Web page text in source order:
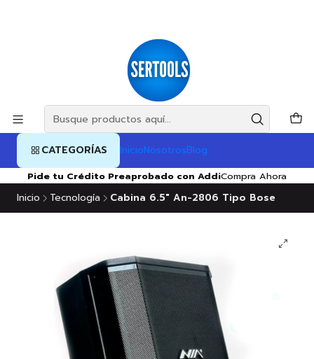
CATEGORÍAS InicioNosotrosBlog
Pide tu Crédito Preaprobado con AddiCompra Ahora
Inicio Tecnología Cabina 6.5" An-2806 Tipo Bose